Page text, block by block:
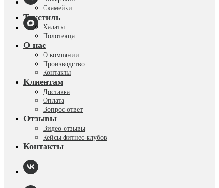
Скамейки
Текстиль
Халаты
Полотенца
О нас
О компании
Производство
Контакты
Клиентам
Доставка
Оплата
Вопрос-ответ
Отзывы
Видео-отзывы
Кейсы фитнес-клубов
Контакты